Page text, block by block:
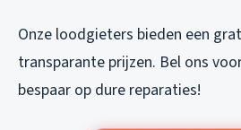
Onze loodgieters bieden een
transparante prijzen. Bel ons
bespaar op dure reparaties!